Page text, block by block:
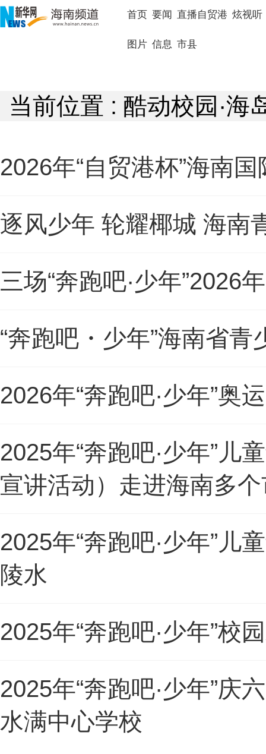
首页 要闻 直播自贸港 炫视听
图片 信息 市县
当前位置 : 酷动校园·海
2026年“自贸港杯”海南
逐风少年 轮耀椰城 海南
三场“奔跑吧·少年”2026
“奔跑吧・少年”海南省
2026年“奔跑吧·少年”奥
2025年“奔跑吧·少年”儿
宣讲活动）走进海南多
2025年“奔跑吧·少年”儿
陵水
2025年“奔跑吧·少年”校
2025年“奔跑吧·少年”庆
水满中心学校